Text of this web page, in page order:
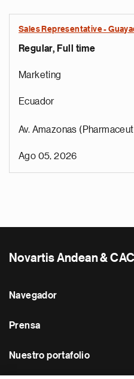
Sales Representative -
Regular, Full time
Marketing
Ecuador
Av. Amazonas
Ago 05, 2026
Novartis Andean &
Navegador
Prensa
Nuestro portafolio